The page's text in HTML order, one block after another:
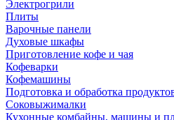
Электрогрили
Плиты
Варочные панели
Духовые шкафы
Приготовление кофе и чая
Кофеварки
Кофемашины
Подготовка и обработка
Соковыжималки
Кухонные комбайны, машины и